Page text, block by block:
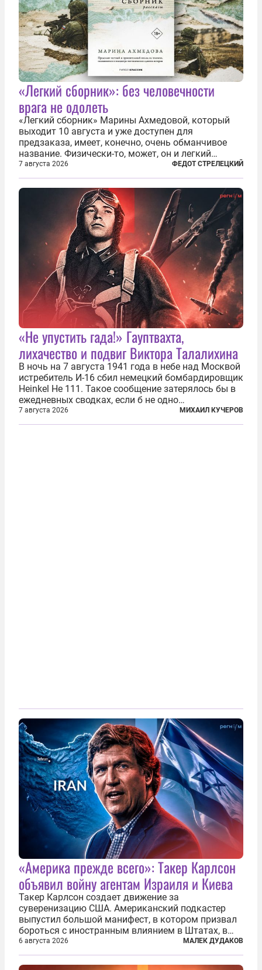
«Легкий сборник»: без человечности
врага не одолеть
«Легкий сборник» Марины Ахмедовой, который
выходит 10 августа и уже доступен для
предзаказа, имеет, конечно, очень обманчивое
название. Физически-то, может, он и легкий
относительно. Но метафизически —
безотносительно тяжелый. Десять рассказов,
каждый из которых напрямую или косвенно (в
основном —...
7 августа 2026 ФЕДОТ СТРЕЛЕЦКИЙ
«Не упустить гада!» Гауптвахта,
лихачество и подвиг Виктора Талалихина
В ночь на 7 августа 1941 года в небе над Москвой
истребитель И-16 сбил немецкий бомбардировщик
Heinkel He 111. Такое сообщение затерялось бы в
ежедневных сводках, если б не одно
обстоятельство. Это был один из первых в
истории отечественной авиации ночных таранов.
7 августа 2026 МИХАИЛ КУЧЕРОВ
«Америка прежде всего»: Такер Карлсон
объявил войну агентам Израиля и Киева
Такер Карлсон создает движение за
суверенизацию США. Американский подкастер
выпустил большой манифест, в котором призвал
бороться с иностранным влиянием в Штатах, в
первую очередь имея в виду Израиль. А также
прекратить заморские войны, выплатить
репарации Ирану, остановить прием мигрантов...
6 августа 2026 МАЛЕК ДУДАКОВ